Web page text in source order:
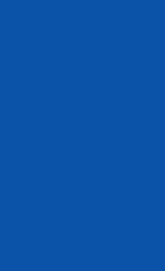
Archiv